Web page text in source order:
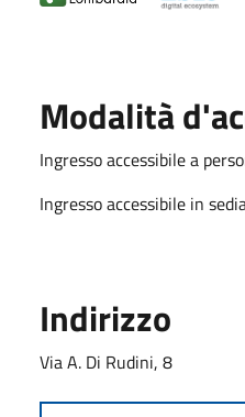
Modalità
Ingresso accessibile a
Ingresso accessibile in
Indirizzo
Via A. Di Rudini, 8